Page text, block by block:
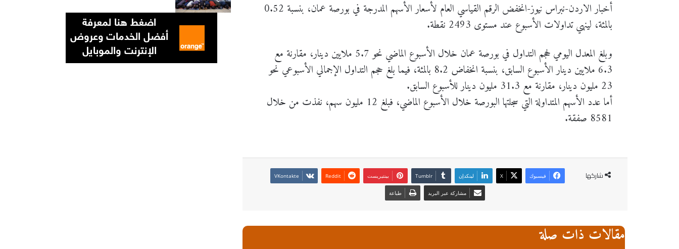
أخبار الاردن-نبراس نيوز-انخفض الرقم القياسي العام لأسعار الأسهم المدرجة في بورصة عمان، بنسبة 0.52
بالمئة، لينهي تداولات الأسبوع عند مستوى 2493 نقطة.
وبلغ المعدل اليومي لحجم التداول في بورصة عمان خلال الأسبوع الماضي نحو 5.7 ملايين دينار، مقارنة مع
6.3 ملايين دينار الأسبوع السابق، بنسبة انخفاض 8.2 بالمئة، فيما بلغ حجم التداول الإجمالي الأسبوعي نحو
23 مليون دينار، مقارنة مع 31.3 مليون دينار للأسبوع السابق.
أما عدد الأسهم المتداولة التي سجلتها البورصة خلال الأسبوع الماضي، فبلغ 12 مليون سهم، نفذت من خلال
8581 صفقة.
شاركها فيسبوك ‫X لينكدإن ‏Tumblr بينتيريست ‏Reddit
مشاركة عبر البريد طباعة
مقالات ذات صلة